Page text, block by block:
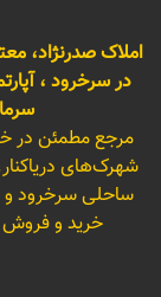
املاک صدرنژاد،
در سرخرود ،
مرجع مطمئن در
شهرک‌های
ساحلی سرخرود
خرید و فروش